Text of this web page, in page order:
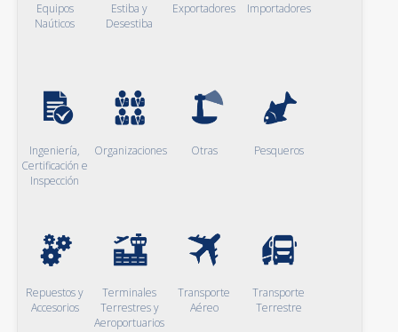
Equipos
Naúticos
Estiba y
Desestiba
Exportadores Importadores
Ingeniería,
Certificación e
Inspección
Organizaciones Otras Pesqueros
Repuestos y
Accesorios
Terminales
Terrestres y
Aeroportuarios
Transporte
Aéreo
Transporte
Terrestre